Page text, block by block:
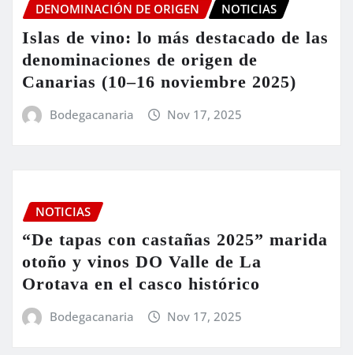
DENOMINACIÓN DE ORIGEN NOTICIAS
Islas de vino: lo más destacado de las
denominaciones de origen de
Canarias (10–16 noviembre 2025)
Bodegacanaria Nov 17, 2025
NOTICIAS
“De tapas con castañas 2025” marida
otoño y vinos DO Valle de La
Orotava en el casco histórico
Bodegacanaria Nov 17, 2025